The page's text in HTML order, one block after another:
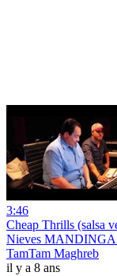
3:46
Cheap Thrills (salsa
Nieves MANDINGA
TamTam Maghreb
il y a 8 ans